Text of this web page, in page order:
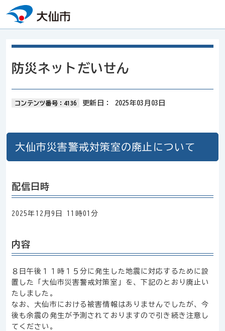
本文へスキップ
防災ネットだいせん
コンテンツ番号：4136 更新日： 2025年03月03日
大仙市災害警戒対策室の廃止について
配信日時
2025年12月9日 11時01分
内容
８日午後１１時１５分に発生した地震に対応するために設
置した「大仙市災害警戒対策室」を、下記のとおり廃止い
たしました。
なお、大仙市における被害情報はありませんでしたが、今
後も余震の発生が予測されておりますので引き続き注意し
てください。